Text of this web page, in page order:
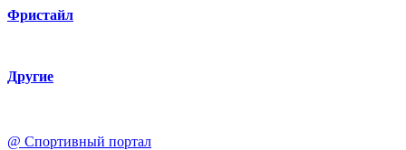
Фристайл
Другие
@ Спортивный портал